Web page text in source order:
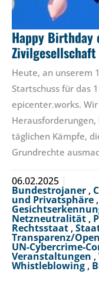
Happy Birthday
Heute, an unserem
Startschuss für das
epicenter.works.
täglichen Kämpfe,
Grundrechte
06.02.2025
Bundestrojaner ,
und Privatsphäre ,
Netzneutralität ,
Rechtsstaat ,
Transparenz/
UN-Cybercrime-
Veranstaltungen ,
Whistleblowing ,